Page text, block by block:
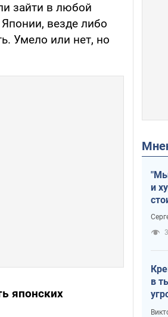
зайти в любой
Японии, везде либо
Умело или нет, но
японских
и
в